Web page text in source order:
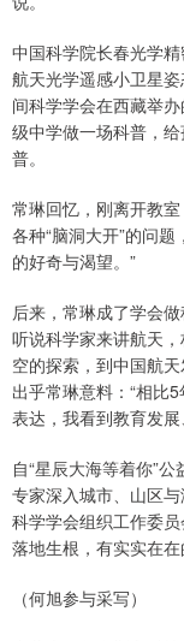
中国科学院长春光学
航天光学遥感小卫星
间科学学会在西藏举
级中学做一场科普，
普。
常琳回忆，刚离开教
各种“脑洞大开”的问
的好奇与渴望。”
后来，常琳成了学会做
听说科学家来讲航天
空的探索，到中国航
出乎常琳意料：“相比
表达，我看到教育发
自“星辰大海等着你”
专家深入城市、山区
科学学会组织工作委
落地生根，有实实在在
（何旭参与采写）